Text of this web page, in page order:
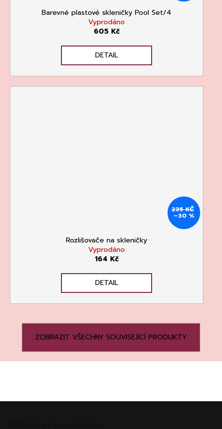
Barevné plastové skleničky Pool Set/4
Vyprodáno
605 Kč
DETAIL
235 KČ
–30 %
Rozlišovače na skleničky
Vyprodáno
164 Kč
DETAIL
ZOBRAZIT VŠECHNY SOUVISEJÍCÍ PRODUKTY
Z